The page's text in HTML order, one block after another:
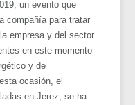
un evento que
compañía para tratar
empresa y del sector
en este momento
y de
ocasión, el
en Jerez, se ha